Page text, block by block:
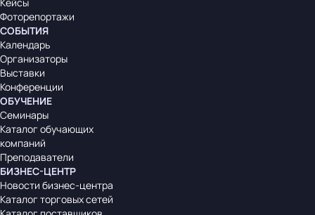
Фоторепортажи
СОБЫТИЯ
Календарь
Организаторы
Выставки
Конференции
ОБУЧЕНИЕ
Семинары
Каталог обучающих
компаний
Преподаватели
БИЗНЕС-ЦЕНТР
Новости бизнес-центра
Каталог торговых сетей